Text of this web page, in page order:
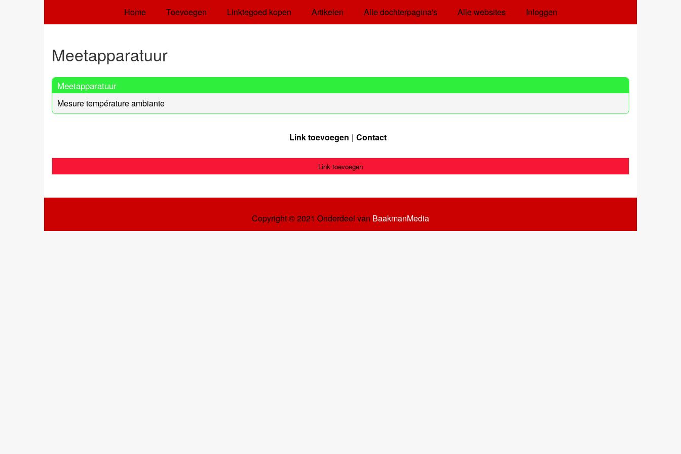
Home Toevoegen Linktegoed kopen Artikelen Alle dochterpagina's Alle websites Inloggen
Meetapparatuur
Meetapparatuur
Mesure température ambiante
Link toevoegen Contact
Link toevoegen
Copyright © 2021 Onderdeel van BaakmanMedia